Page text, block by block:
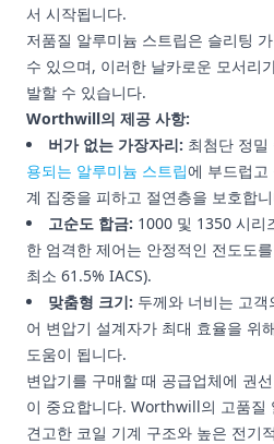
서 시작됩니다.
저품질 알루미늄 스트립은 슬리팅
수 있으며, 이러한 날카로운 모서리
발할 수 있습니다.
Worthwill의 제공 사항:
버가 없는 가장자리: 최첨단 정밀
용되는 알루미늄 스트립에 부드럽고
계 집중을 피하고 절연층을 보호합
고순도 합금: 1000 및 1350 시리
한 엄격한 제어는 안정적인 전도도
최소 61.5% IACS).
맞춤형 크기: 두께와 너비는 고
어 변압기 설계자가 최대 효율을 위
도움이 됩니다.
변압기를 구매할 때 공급업체에 권
이 중요합니다. Worthwill의 고품질
견고한 코일 기계 구조와 높은 전기